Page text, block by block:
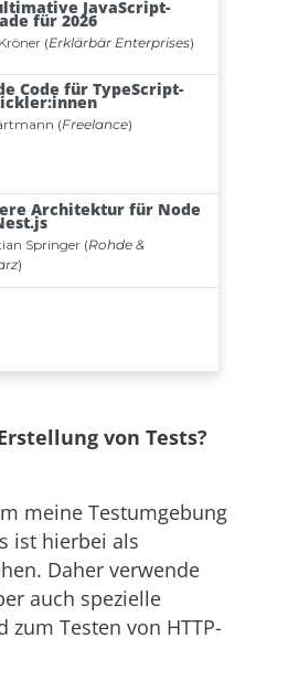
von Tests?
meine Testumgebung
ist hierbei als
Daher verwende
auch spezielle
Testen von HTTP-